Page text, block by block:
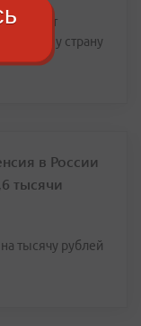
в нашу страну
в России
тысячи
тысячу рублей